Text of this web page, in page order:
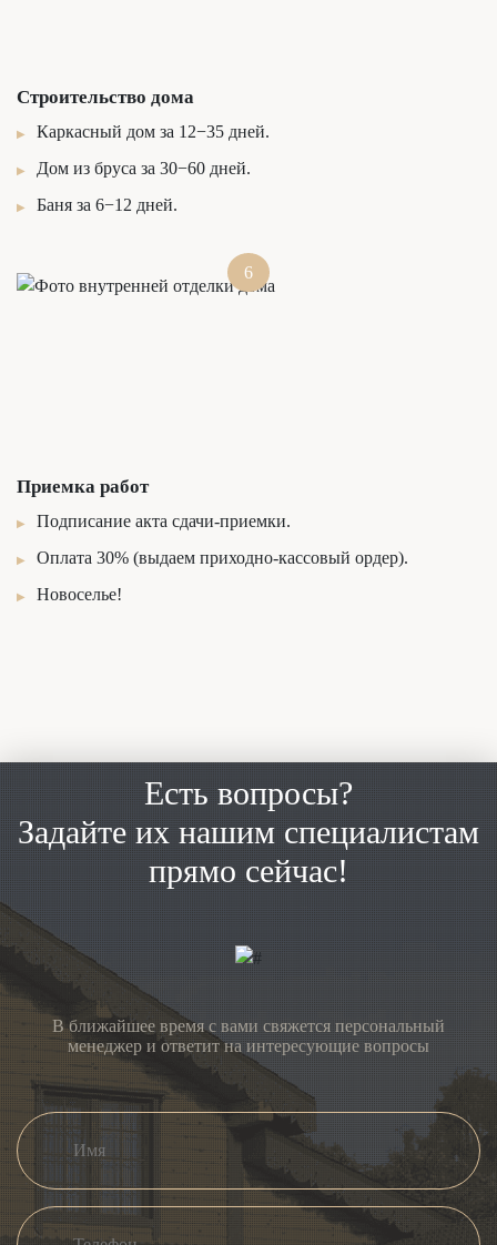
Строительство дома
Каркасный дом за 12−35 дней.
Дом из бруса за 30−60 дней.
Баня за 6−12 дней.
6
Приемка работ
Подписание акта сдачи-приемки.
Оплата 30% (выдаем приходно-кассовый ордер).
Новоселье!
Есть вопросы?
Задайте их нашим специалистам
прямо сейчас!
В ближайшее время с вами свяжется персональный
менеджер и ответит на интересующие вопросы